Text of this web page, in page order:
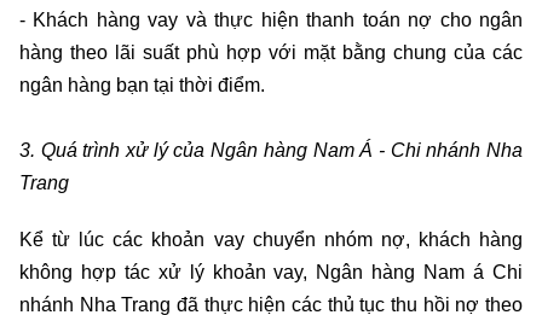
- Khách hàng vay và thực hiện thanh toán nợ cho ngân
hàng theo lãi suất phù hợp với mặt bằng chung của các
ngân hàng bạn tại thời điểm.
3. Quá trình xử lý của Ngân hàng Nam Á - Chi nhánh Nha
Trang
Kể từ lúc các khoản vay chuyển nhóm nợ, khách hàng
không hợp tác xử lý khoản vay, Ngân hàng Nam á Chi
nhánh Nha Trang đã thực hiện các thủ tục thu hồi nợ theo